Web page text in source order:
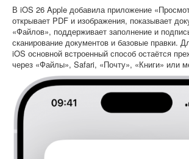
В iOS 26 Apple добавила приложение
открывает PDF и изображения, показывает
«Файлов», поддерживает заполнение и
сканирование документов и базовые правки.
iOS основной встроенный способ остаётся
через «Файлы», Safari, «Почту», «Книги» или